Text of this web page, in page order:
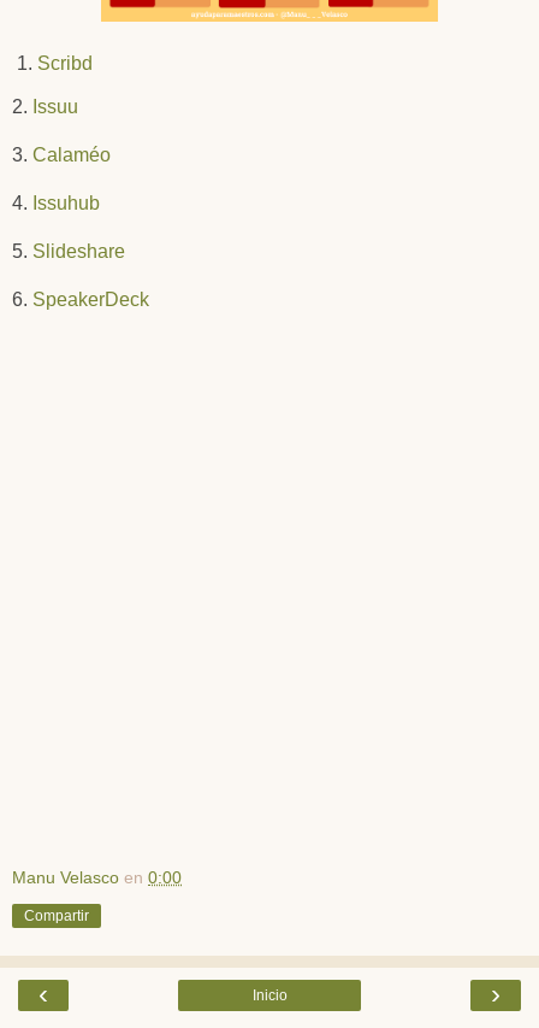
1. Scribd
2. Issuu
3. Calaméo
4. Issuhub
5. Slideshare
6. SpeakerDeck
Manu Velasco en 0:00
Compartir
‹ ›
Inicio